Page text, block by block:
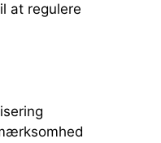
at regulere